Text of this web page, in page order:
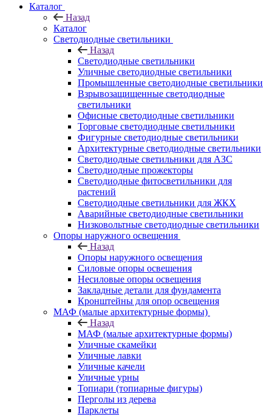
Каталог
Назад
Каталог
Светодиодные светильники
Назад
Светодиодные светильники
Уличные светодиодные светильники
Промышленные светодиодные светильники
Взрывозащищенные светодиодные
светильники
Офисные светодиодные светильники
Торговые светодиодные светильники
Фигурные светодиодные светильники
Архитектурные светодиодные светильники
Светодиодные светильники для АЗС
Светодиодные прожекторы
Светодиодные фитосветильники для
растений
Светодиодные светильники для ЖКХ
Аварийные светодиодные светильники
Низковольтные светодиодные светильники
Опоры наружного освещения
Назад
Опоры наружного освещения
Силовые опоры освещения
Несиловые опоры освещения
Закладные детали для фундамента
Кронштейны для опор освещения
МАФ (малые архитектурные формы)
Назад
МАФ (малые архитектурные формы)
Уличные скамейки
Уличные лавки
Уличные качели
Уличные урны
Топиари (топиарные фигуры)
Перголы из дерева
Парклеты